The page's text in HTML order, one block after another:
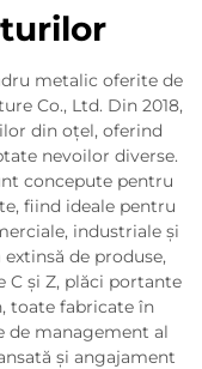
metalic oferite de
Co., Ltd. Din 2018,
din oțel, oferind
nevoilor diverse.
concepute pentru
fiind ideale pentru
industriale și
de produse,
și Z, plăci portante
toate fabricate în
management al
și angajament